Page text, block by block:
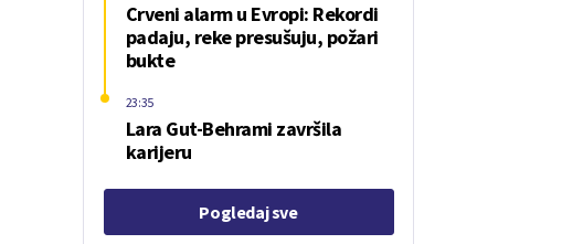
Crveni alarm u Evropi: Rekordi
padaju, reke presušuju, požari
bukte
Lara Gut-Behrami završila
karijeru
23:35
Pogledaj sve